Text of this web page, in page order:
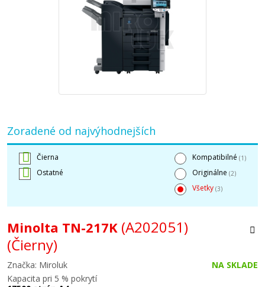
Zoradené od najvýhodnejších
Čierna
Ostatné
Kompatibilné (1)
Originálne (2)
Všetky (3)
Minolta TN-217K (A202051)
(Čierny)
Značka: Miroluk
NA SKLADE
Kapacita pri 5 % pokrytí